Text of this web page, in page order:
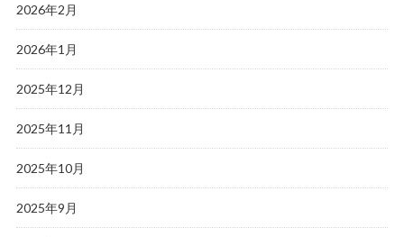
2026年2月
2026年1月
2025年12月
2025年11月
2025年10月
2025年9月